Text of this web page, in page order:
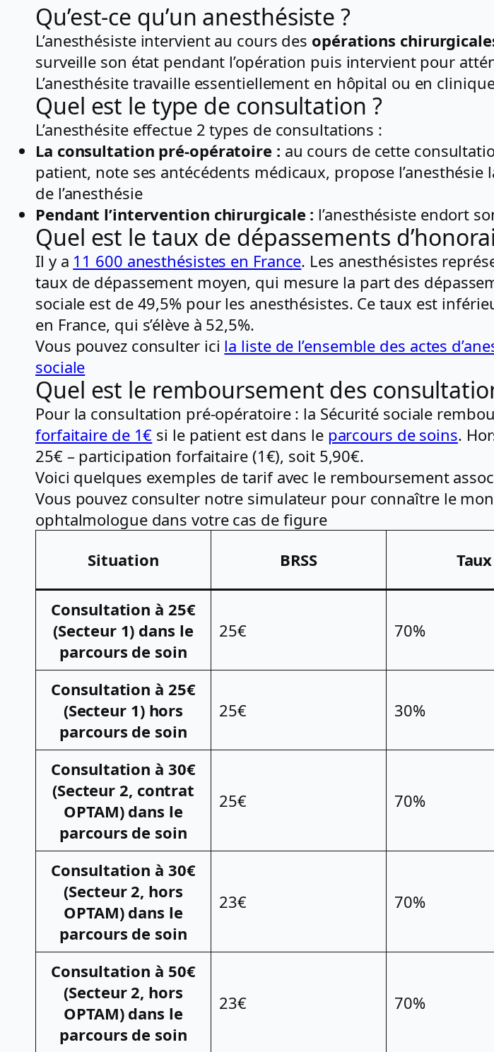
Qu’est-ce qu’un anesthésiste ?
L’anesthésiste intervient au cours des opérations
surveille son état pendant l’opération puis intervient pour
L’anesthésite travaille essentiellement en hôpital ou en
Quel est le type de consultation ?
L’anesthésite effectue 2 types de consultations :
La consultation pré-opératoire : au cours de cette
patient, note ses antécédents médicaux, propose
de l’anesthésie
Pendant l’intervention chirurgicale : l’anesthésiste endort
Quel est le taux de dépassements
Il y a 11 600 anesthésistes en France. Les anesthésistes
taux de dépassement moyen, qui mesure la part des
sociale est de 49,5% pour les anesthésistes. Ce taux est
en France, qui s’élève à 52,5%.
Vous pouvez consulter ici la liste de l’ensemble des actes
sociale
Quel est le remboursement des
Pour la consultation pré-opératoire : la Sécurité sociale
forfaitaire de 1€ si le patient est dans le parcours de soins.
25€ – participation forfaitaire (1€), soit 5,90€.
Voici quelques exemples de tarif avec le remboursement
Vous pouvez consulter notre simulateur pour connaître le
ophtalmologue dans votre cas de figure
Situation
BRSS Taux
Consultation à 25€
(Secteur 1) dans le
parcours de soin
25€ 70%
Consultation à 25€
(Secteur 1) hors
parcours de soin
25€ 30%
Consultation à 30€
(Secteur 2, contrat
OPTAM) dans le
parcours de soin
25€ 70%
Consultation à 30€
(Secteur 2, hors
OPTAM) dans le
parcours de soin
23€ 70%
Consultation à 50€
(Secteur 2, hors
OPTAM) dans le
parcours de soin
23€ 70%